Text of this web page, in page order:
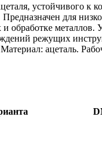
устойчивого к
для
обработке
режущих
ацеталь.